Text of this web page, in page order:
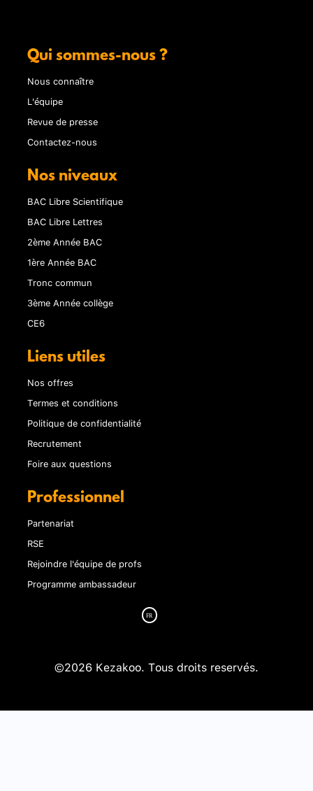
Qui sommes-nous ?
Nous connaître
L'équipe
Revue de presse
Contactez-nous
Nos niveaux
BAC Libre Scientifique
BAC Libre Lettres
2ème Année BAC
1ère Année BAC
Tronc commun
3ème Année collège
CE6
Liens utiles
Nos offres
Termes et conditions
Politique de confidentialité
Recrutement
Foire aux questions
Professionnel
Partenariat
RSE
Rejoindre l'équipe de profs
Programme ambassadeur
©2026 Kezakoo. Tous droits reservés.